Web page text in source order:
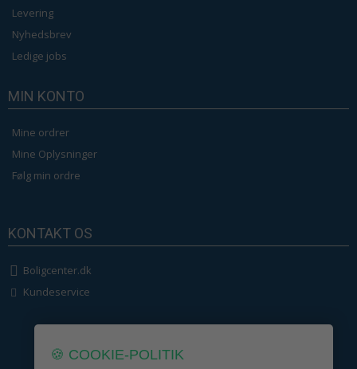
Levering
Nyhedsbrev
Ledige jobs
MIN KONTO
Mine ordrer
Mine Oplysninger
Følg min ordre
KONTAKT OS
Boligcenter.dk
Kundeservice
🍪 COOKIE-POLITIK